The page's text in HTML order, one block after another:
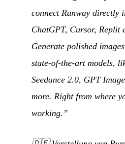
connect Runway directly
ChatGPT, Cursor, Replit
Generate polished
state-of-the-art models,
Seedance 2.0, GPT
more. Right from where
working.”